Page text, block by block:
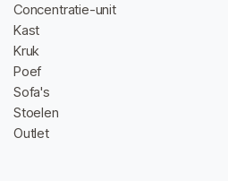
Concentratie-unit
Kast
Kruk
Poef
Sofa's
Stoelen
Outlet